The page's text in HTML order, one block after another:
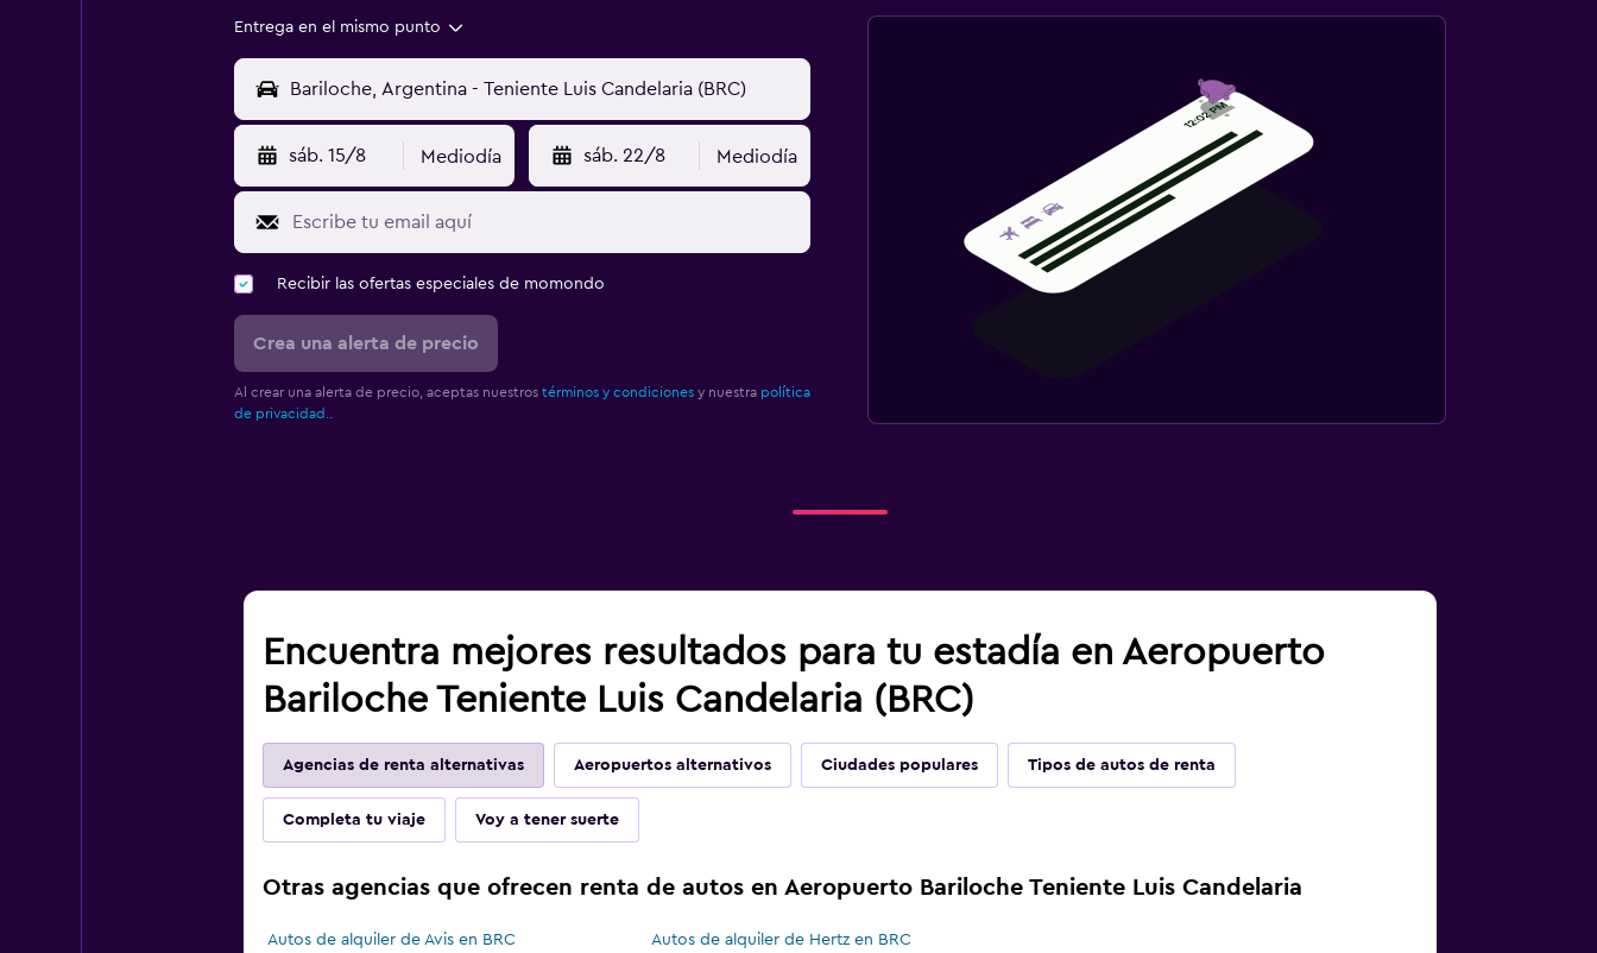
Entrega en el mismo punto
sáb. 15/8 Mediodía sáb. 22/8 Mediodía
Recibir las ofertas especiales de momondo
Crea una alerta de precio
Al crear una alerta de precio, aceptas nuestros términos y condicionesy nuestra política
de privacidad.
Encuentra mejores resultados para tu estadía en Aeropuerto
Bariloche Teniente Luis Candelaria (BRC)
Agencias de renta alternativas Aeropuertos alternativos Ciudades populares Tipos de autos de renta
Completa tu viaje Voy a tener suerte
Otras agencias que ofrecen renta de autos en Aeropuerto Bariloche Teniente Luis Candelaria
Autos de alquiler de Avis en BRC Autos de alquiler de Hertz en BRC